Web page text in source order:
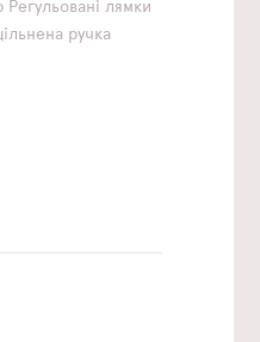
Регульовані лямки
ручка